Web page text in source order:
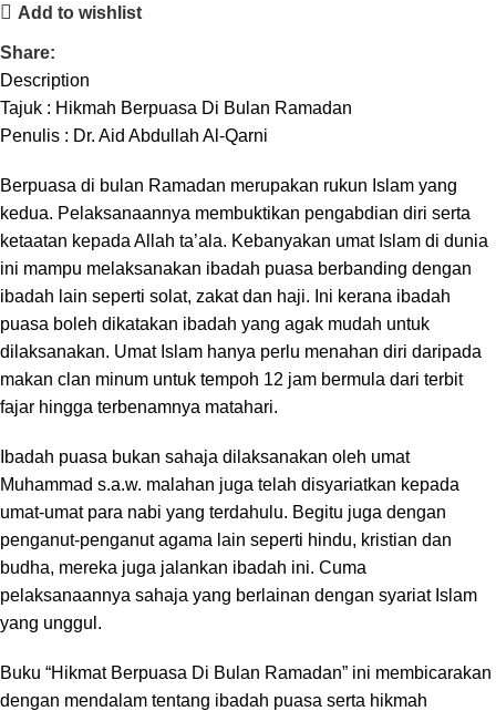
Add to wishlist
Share:
Description
Tajuk : Hikmah Berpuasa Di Bulan Ramadan
Penulis : Dr. Aid Abdullah Al-Qarni
Berpuasa di bulan Ramadan merupakan rukun Islam yang
kedua. Pelaksanaannya membuktikan pengabdian diri serta
ketaatan kepada Allah ta’ala. Kebanyakan umat Islam di dunia
ini mampu melaksanakan ibadah puasa berbanding dengan
ibadah lain seperti solat, zakat dan haji. Ini kerana ibadah
puasa boleh dikatakan ibadah yang agak mudah untuk
dilaksanakan. Umat Islam hanya perlu menahan diri daripada
makan clan minum untuk tempoh 12 jam bermula dari terbit
fajar hingga terbenamnya matahari.
Ibadah puasa bukan sahaja dilaksanakan oleh umat
Muhammad s.a.w. malahan juga telah disyariatkan kepada
umat-umat para nabi yang terdahulu. Begitu juga dengan
penganut-penganut agama lain seperti hindu, kristian dan
budha, mereka juga jalankan ibadah ini. Cuma
pelaksanaannya sahaja yang berlainan dengan syariat Islam
yang unggul.
Buku “Hikmat Berpuasa Di Bulan Ramadan” ini membicarakan
dengan mendalam tentang ibadah puasa serta hikmah